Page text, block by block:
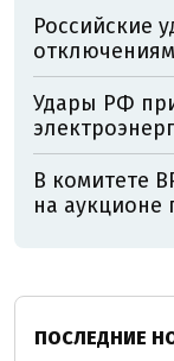
Российские
Удары РФ
В комитете
на аукционе
ПОСЛЕДНИЕ